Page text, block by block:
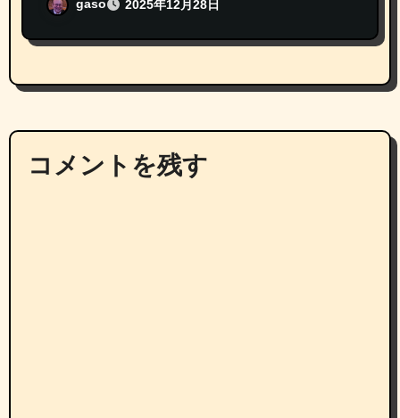
gaso 2025年12月28日
コメントを残す